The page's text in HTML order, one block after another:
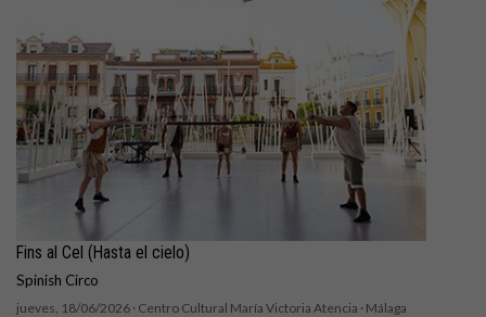
Fins al Cel (Hasta el cielo)
Spinish Circo
jueves, 18/06/2026 · Centro Cultural María Victoria Atencia · Málaga